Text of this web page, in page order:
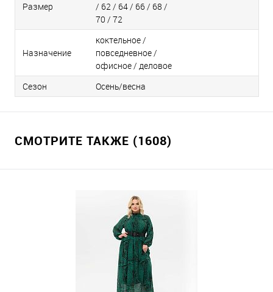
Размер
/ 62 / 64 / 66 / 68 /
70 / 72
Назначение
коктельное /
повседневное /
офисное / деловое
Сезон
Осень/весна
СМОТРИТЕ ТАКЖЕ (1608)